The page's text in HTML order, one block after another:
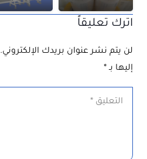
اترك تعليقاً
لن يتم نشر عنوان بريدك الإلكتروني.
إليها بـ*